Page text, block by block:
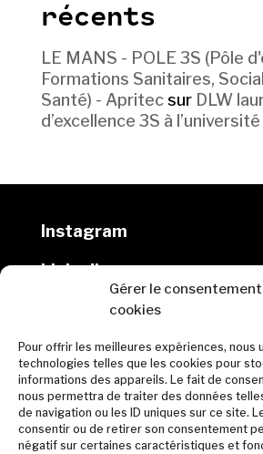
Gérer le
cookies
Pour offrir les meilleures expériences, nous
technologies telles que les cookies pour
informations des appareils. Le fait de
nous permettra de traiter des données
de navigation ou les ID uniques sur ce site.
consentir ou de retirer son consentement
négatif sur certaines caractéristiques et
récents
LE MANS - POLE 3S (Pôle
Formations Sanitaires,
Santé) - Apritecsur DLW
d’excellence 3S à
Instagram
Linkedin
10 rue Marmontel, 44000
02 40 69 00 65
contact@dlw-architectes.fr